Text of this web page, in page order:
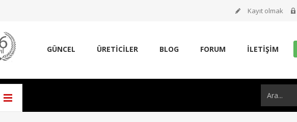
Kayıt olmak
GÜNCEL ÜRETİCİLER BLOG FORUM İLETIŞIM